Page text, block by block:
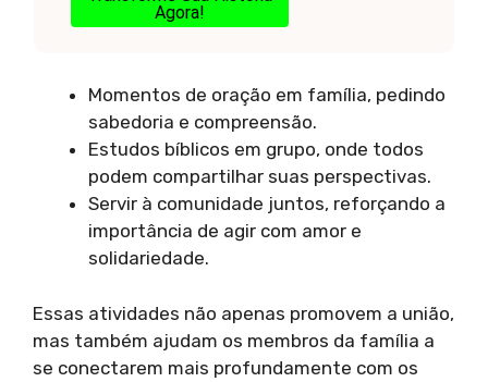
Agora!
Momentos de oração em família, pedindo
sabedoria e compreensão.
Estudos bíblicos em grupo, onde todos
podem compartilhar suas perspectivas.
Servir à comunidade juntos, reforçando a
importância de agir com amor e
solidariedade.
Essas atividades não apenas promovem a união,
mas também ajudam os membros da família a
se conectarem mais profundamente com os